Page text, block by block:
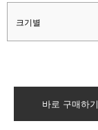
크기별
바로 구매하기